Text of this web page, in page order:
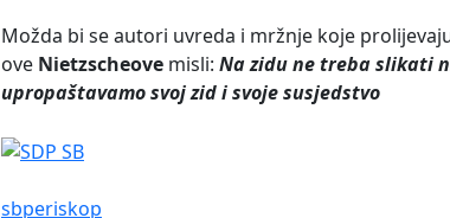
Možda bi se autori uvreda i mržnje koje
ove Nietzscheove misli: Na zidu ne treba slikati
upropaštavamo svoj zid i svoje susjedstvo
sbperiskop